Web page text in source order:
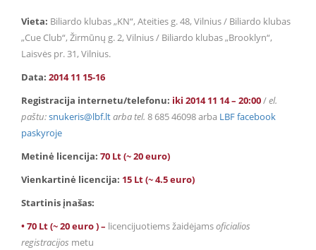
Vieta: Biliardo klubas „KN“, Ateities g. 48, Vilnius / Biliardo klubas
„Cue Club“, Žirmūnų g. 2, Vilnius / Biliardo klubas „Brooklyn“,
Laisvės pr. 31, Vilnius.
Data: 2014 11 15-16
Registracija internetu/telefonu: iki 2014 11 14 – 20:00/el.
paštu:snukeris@lbf.ltarba tel. 8 685 46098 arba LBF facebook
paskyroje
Metinė licencija: 70 Lt (~ 20 euro)
Vienkartinė licencija: 15 Lt (~ 4.5 euro)
Startinis įnašas:
• 70 Lt (~ 20 euro ) – licencijuotiems žaidėjamsoficialios
registracijos metu